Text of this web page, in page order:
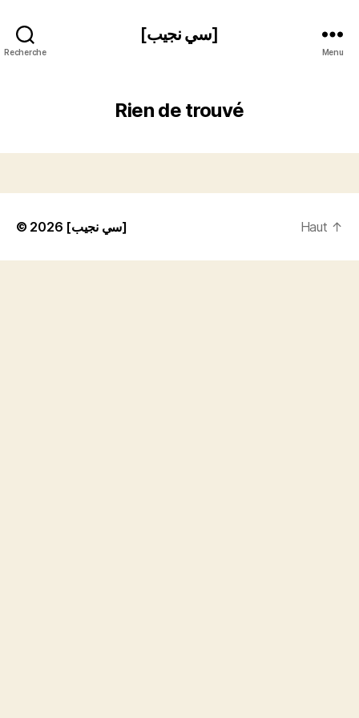
Recherche
[سي نجيب]
Menu
Rien de trouvé
© 2026 [سي نجيب] Haut ↑